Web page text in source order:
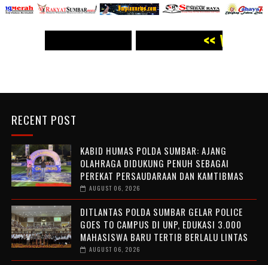
WWW.PANJI POST.COM
RECENT POST
KABID HUMAS POLDA SUMBAR: AJANG
OLAHRAGA DIDUKUNG PENUH SEBAGAI
PEREKAT PERSAUDARAAN DAN KAMTIBMAS
AUGUST 06, 2026
DITLANTAS POLDA SUMBAR GELAR POLICE
GOES TO CAMPUS DI UNP, EDUKASI 3.000
MAHASISWA BARU TERTIB BERLALU LINTAS
AUGUST 06, 2026